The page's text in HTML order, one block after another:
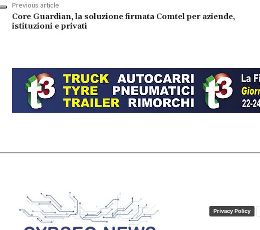
Previous article
Core Guardian, la soluzione firmata Comtel per aziende,
istituzioni e privati
Privacy Policy